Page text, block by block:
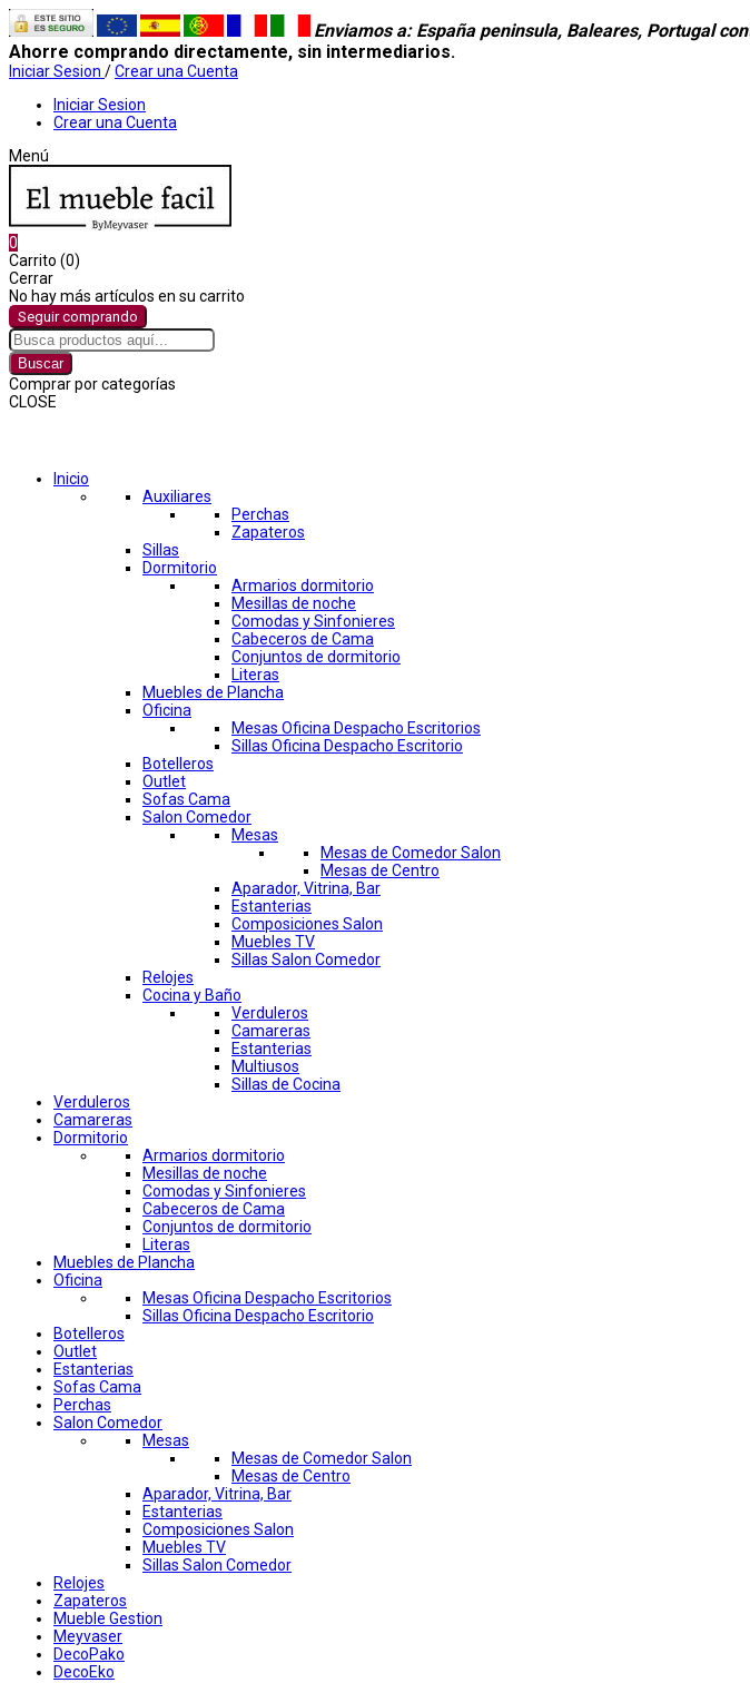
Enviamos a: España peninsula, Baleares, Portugal
Ahorre comprando directamente, sin intermediarios.
Iniciar Sesion /Crear una Cuenta
Iniciar Sesion
Crear una Cuenta
Menú
0
Carrito (0)
Cerrar
No hay más artículos en su carrito
Seguir comprando
Buscar
Comprar por categorías
CLOSE
Inicio
Auxiliares
Perchas
Zapateros
Sillas
Dormitorio
Armarios dormitorio
Mesillas de noche
Comodas y Sinfonieres
Cabeceros de Cama
Conjuntos de dormitorio
Literas
Muebles de Plancha
Oficina
Mesas Oficina Despacho Escritorios
Sillas Oficina Despacho Escritorio
Botelleros
Outlet
Sofas Cama
Salon Comedor
Mesas
Mesas de Comedor Salon
Mesas de Centro
Aparador, Vitrina, Bar
Estanterias
Composiciones Salon
Muebles TV
Sillas Salon Comedor
Relojes
Cocina y Baño
Verduleros
Camareras
Estanterias
Multiusos
Sillas de Cocina
Verduleros
Camareras
Dormitorio
Armarios dormitorio
Mesillas de noche
Comodas y Sinfonieres
Cabeceros de Cama
Conjuntos de dormitorio
Literas
Muebles de Plancha
Oficina
Mesas Oficina Despacho Escritorios
Sillas Oficina Despacho Escritorio
Botelleros
Outlet
Estanterias
Sofas Cama
Perchas
Salon Comedor
Mesas
Mesas de Comedor Salon
Mesas de Centro
Aparador, Vitrina, Bar
Estanterias
Composiciones Salon
Muebles TV
Sillas Salon Comedor
Relojes
Zapateros
Mueble Gestion
Meyvaser
DecoPako
DecoEko